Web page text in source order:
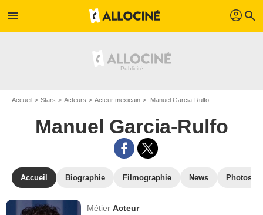
menu profil search
Accueil Stars Acteurs Acteur mexicain Manuel Garcia-Rulfo
Manuel Garcia-Rulfo
Accueil Biographie Filmographie News Photos
MétierActeur